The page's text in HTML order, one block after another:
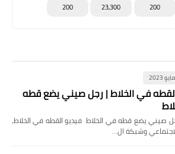
200
23,300
200
في الخلاط | رجل صيني يضع قطه
صيني يضع قطه في الخلاط فيديو القطه في الخلاط،
وشبكة ال…